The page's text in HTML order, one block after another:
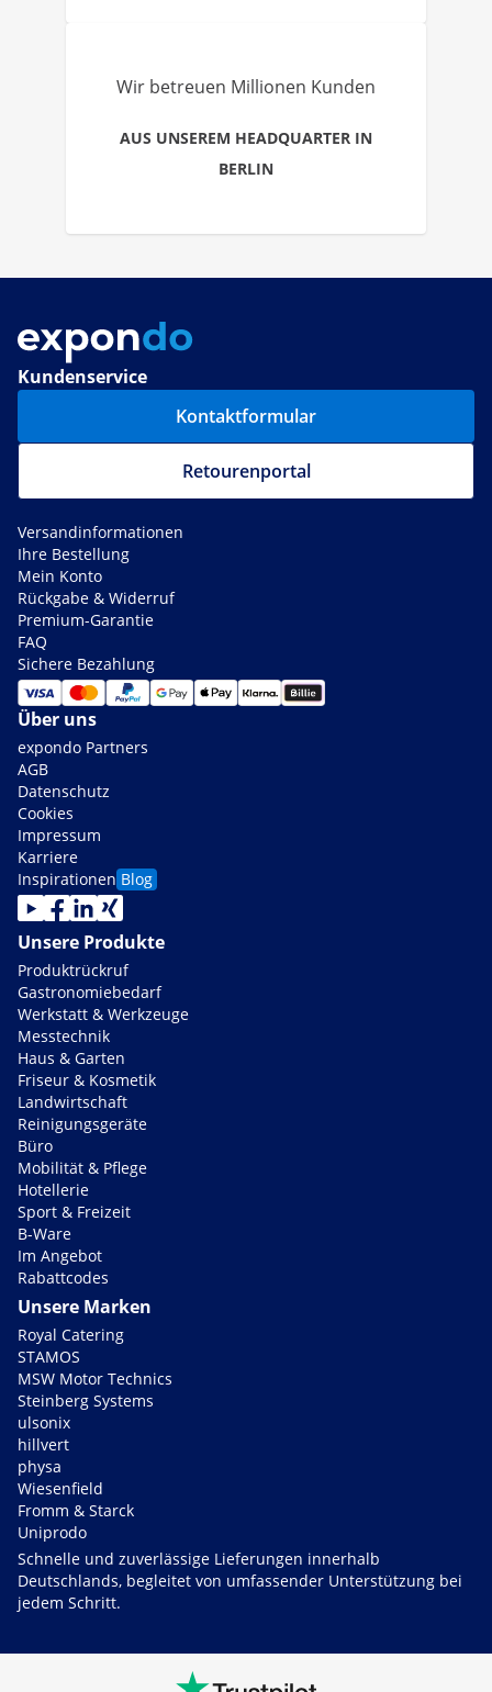
Wir betreuen Millionen Kunden
AUS UNSEREM HEADQUARTER IN
BERLIN
Kundenservice
Kontaktformular
Retourenportal
Versandinformationen
Ihre Bestellung
Mein Konto
Rückgabe & Widerruf
Premium-Garantie
FAQ
Sichere Bezahlung
Über uns
expondo Partners
AGB
Datenschutz
Cookies
Impressum
Karriere
Inspirationen Blog
Unsere Produkte
Produktrückruf
Gastronomiebedarf
Werkstatt & Werkzeuge
Messtechnik
Haus & Garten
Friseur & Kosmetik
Landwirtschaft
Reinigungsgeräte
Büro
Mobilität & Pflege
Hotellerie
Sport & Freizeit
B-Ware
Im Angebot
Rabattcodes
Unsere Marken
Royal Catering
STAMOS
MSW Motor Technics
Steinberg Systems
ulsonix
hillvert
physa
Wiesenfield
Fromm & Starck
Uniprodo
Schnelle und zuverlässige Lieferungen innerhalb
Deutschlands, begleitet von umfassender Unterstützung bei
jedem Schritt.